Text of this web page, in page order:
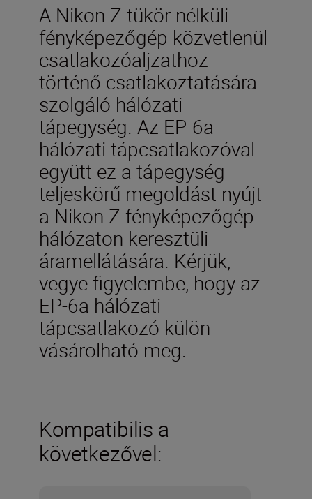
A Nikon Z tükör nélküli
fényképezőgép közvetlenül
csatlakozóaljzathoz
történő csatlakoztatására
szolgáló hálózati
tápegység. Az EP-6a
hálózati tápcsatlakozóval
együtt ez a tápegység
teljeskörű megoldást nyújt
a Nikon Z fényképezőgép
hálózaton keresztüli
áramellátására. Kérjük,
vegye figyelembe, hogy az
EP-6a hálózati
tápcsatlakozó külön
vásárolható meg.
Kompatibilis a
következővel: